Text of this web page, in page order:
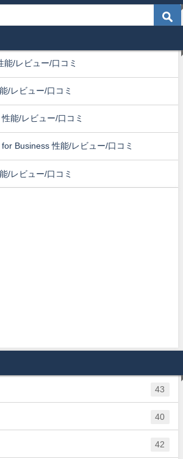
能/レビュー/口コミ
/レビュー/口コミ
能/レビュー/口コミ
Business 性能/レビュー/口コミ
/レビュー/口コミ
43
40
42